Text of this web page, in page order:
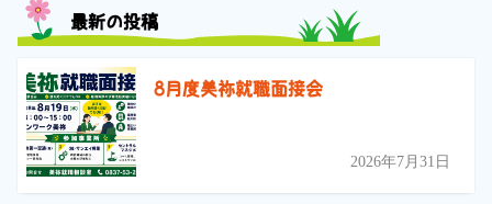
最新の投稿
8月度美祢就職面接会
2026年7月31日